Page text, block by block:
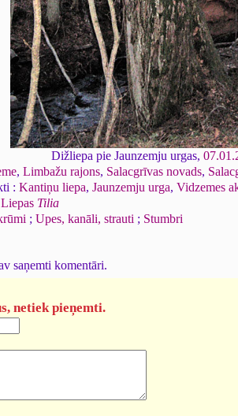
Dižliepa pie Jaunzemju urgas,
, Limbažu rajons, Salacgrīvas novads,
: Kantiņu liepa, Jaunzemju urga, Vidzemes
Liepas Tilia
; Upes, kanāli, strauti ; Stumbri
saņemti komentāri.
netiek pieņemti.